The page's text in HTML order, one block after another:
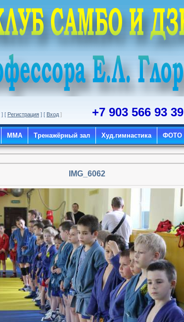
] [ Регистрация ] [ Вход ] +7 903 566 93 39
ММА Тренажёрный зал Худ.гимнастика ФОТО
IMG_6062